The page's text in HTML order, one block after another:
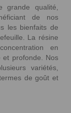
grande qualité,
de nos
les bienfaits de
La résine
en
et profonde. Nos
variétés,
de goût et